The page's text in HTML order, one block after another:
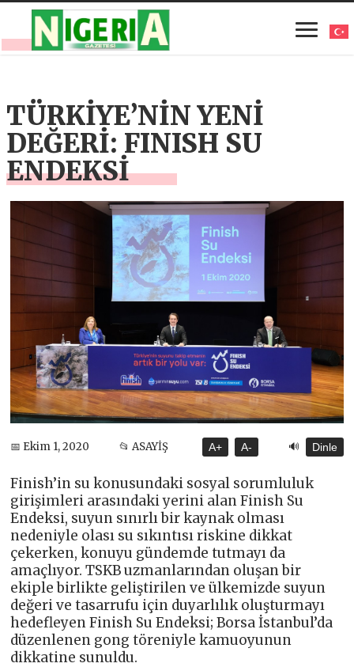
TÜRKİYE’NİN YENİ
DEĞERİ: FINISH SU
ENDEKSİ
📅 Ekim 1, 2020 📂 ASAYİŞ A+ A- 🔊 Dinle
Finish’in su konusundaki sosyal sorumluluk
girişimleri arasındaki yerini alan Finish Su
Endeksi, suyun sınırlı bir kaynak olması
nedeniyle olası su sıkıntısı riskine dikkat
çekerken, konuyu gündemde tutmayı da
amaçlıyor. TSKB uzmanlarından oluşan bir
ekiple birlikte geliştirilen ve ülkemizde suyun
değeri ve tasarrufu için duyarlılık oluşturmayı
hedefleyen Finish Su Endeksi; Borsa İstanbul’da
düzenlenen gong töreniyle kamuoyunun
dikkatine sunuldu.